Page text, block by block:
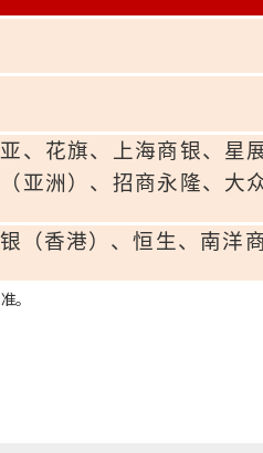
、花旗、上海商银、星
亚洲）、招商永隆、大
（香港） 、恒生、南洋
。